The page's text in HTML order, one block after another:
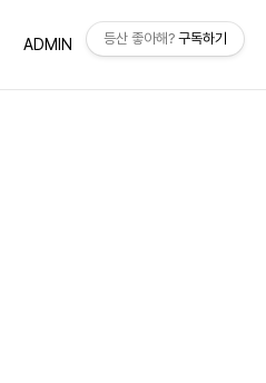
ADMIN WRITE
등산 좋아해? 구독하기